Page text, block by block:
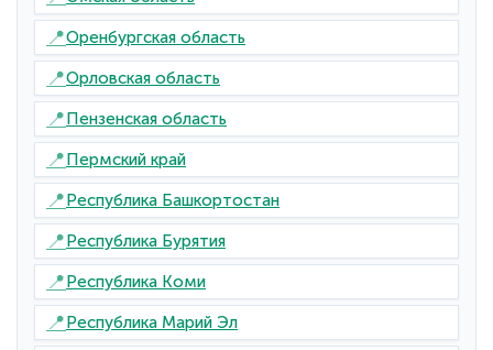
📍Оренбургская область
📍Орловская область
📍Пензенская область
📍Пермский край
📍Республика Башкортостан
📍Республика Бурятия
📍Республика Коми
📍Республика Марий Эл